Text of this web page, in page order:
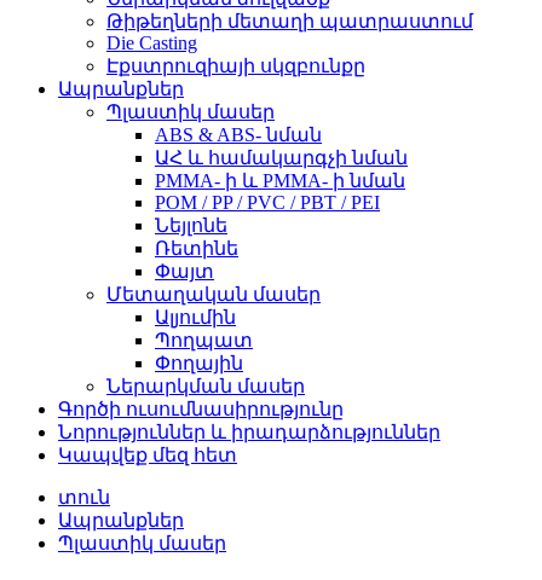
Թիթեղների մետաղի պատրաստում
Die Casting
Էքստրուզիայի սկզբունքը
Ապրանքներ
Պլաստիկ մասեր
ABS & ABS- նման
ԱՀ և համակարգչի նման
PMMA- ի և PMMA- ի նման
POM / PP / PVC / PBT / PEI
Նեյլոնե
Ռետինե
Փայտ
Մետաղական մասեր
Ալյումին
Պողպատ
Փողային
Ներարկման մասեր
Գործի ուսումնասիրությունը
Նորություններ և իրադարձություններ
Կապվեք մեզ հետ
տուն
Ապրանքներ
Պլաստիկ մասեր